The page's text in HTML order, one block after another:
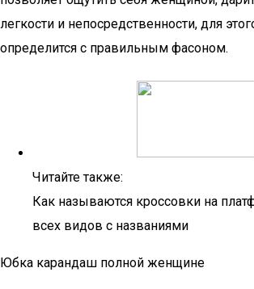
легкости и непосредственности, для
определится с правильным фасоном.
Читайте также:
Как называются кроссовки на
всех видов с названиями
Юбка карандаш полной женщине